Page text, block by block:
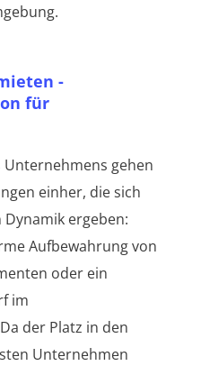
-
für
gehen
einher, die sich
ergeben:
Aufbewahrung von
oder ein
im
der Platz in den
Unternehmen